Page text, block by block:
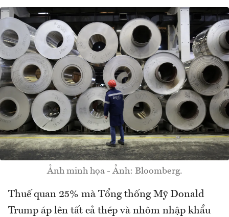
Ảnh minh họa - Ảnh: Bloomberg.
Thuế quan 25% mà Tổng thống Mỹ Donald
Trump áp lên tất cả thép và nhôm nhập khẩu